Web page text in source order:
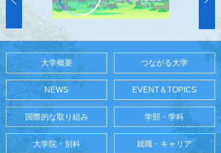
大学概要 つながる大学
NEWS EVENT＆TOPICS
国際的な取り組み 学部・学科
大学院・別科 就職・キャリア